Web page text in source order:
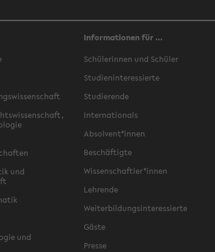
und
und
Informationen für ...
Schülerinnen und Schüler
Studieninteressierte
Studierende
Internationals
Absolvent*innen
Beschäftigte
Wissenschaftler*innen
Lehrende
Weiterbildungsinteressierte
Gäste
Presse